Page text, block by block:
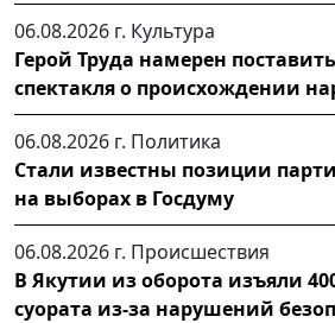
06.08.2026 г. Культура
Герой Труда намерен
спектакля о происхождении
06.08.2026 г. Политика
Стали известны позиции
на выборах в Госдуму
06.08.2026 г. Происшествия
В Якутии из оборота изъяли
суората из-за нарушений